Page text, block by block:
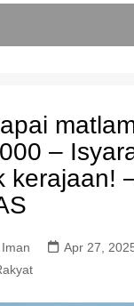
–
kerajaan!
Apr 27,